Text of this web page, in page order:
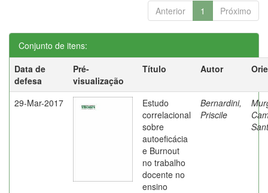
Anterior 1 Próximo
Conjunto de itens:
Data de
defesa
Pré-
visualização
Título Autor
29-Mar-2017
Estudo
correlacional
sobre
autoeficácia
e Burnout
no trabalho
docente no
ensino
Bernardini,
Priscile